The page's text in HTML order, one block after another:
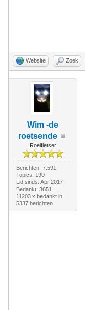
Website Zoek
Wim -de
roetsende
Roeifietser
Berichten: 7.591
Topics: 190
Lid sinds: Apr 2017
Bedankt: 3651
11203 x bedankt in
5337 berichten